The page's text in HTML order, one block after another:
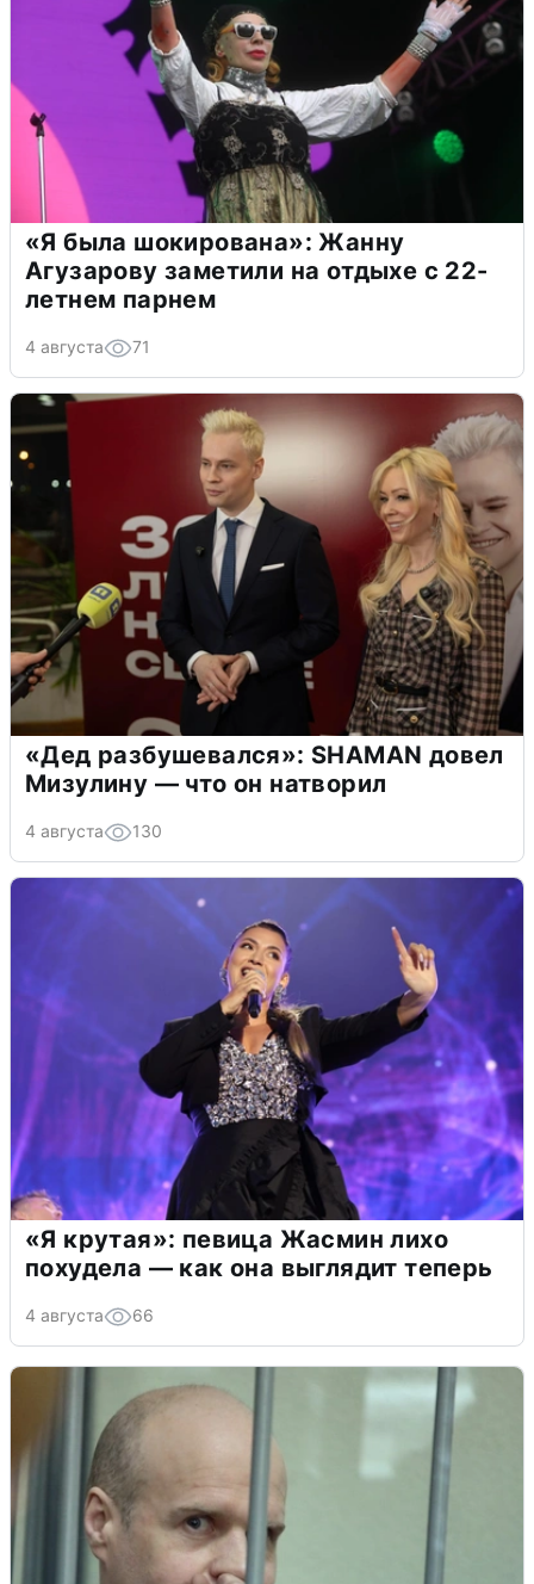
«Я была шокирована»: Жанну
Агузарову заметили на отдыхе с 22-
летнем парнем
4 августа 71
«Дед разбушевался»: SHAMAN довел
Мизулину — что он натворил
4 августа 130
«Я крутая»: певица Жасмин лихо
похудела — как она выглядит теперь
4 августа 66